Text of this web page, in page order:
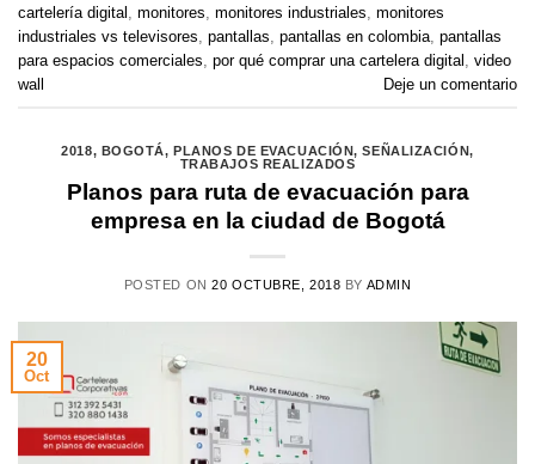
cartelería digital , monitores, monitores industriales, monitores
industriales vs televisores, pantallas, pantallas en colombia, pantallas
para espacios comerciales, por qué comprar una cartelera digital , video
wall
Deje un comentario
2018, BOGOTÁ,PLANOS DE EVACUACIÓN,SEÑALIZACIÓN,
TRABAJOS REALIZADOS
Planos para ruta de evacuación para
empresa en la ciudad de Bogotá
POSTED ON20 OCTUBRE, 2018 BY ADMIN
20
Oct